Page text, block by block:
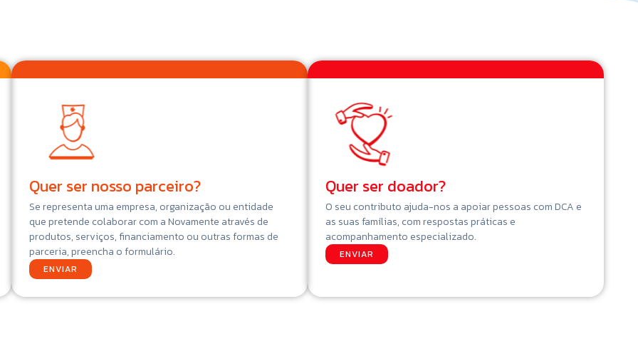
Quer ser nosso parceiro?
Se representa uma empresa, organização ou entidade
que pretende colaborar com a Novamente através de
produtos, serviços, financiamento ou outras formas de
parceria, preencha o formulário.
ENVIAR
Quer ser doador?
O seu contributo ajuda-nos a apoiar pessoas com DCA e
as suas famílias, com respostas práticas e
acompanhamento especializado.
ENVIAR